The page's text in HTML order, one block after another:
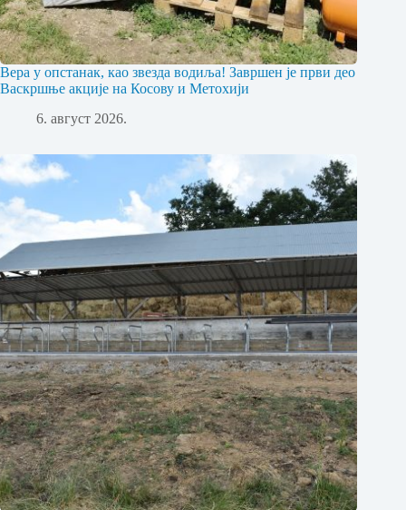
Вера у опстанак, као звезда водиља! Завршен је први део
Васкршње акције на Косову и Метохији
6. август 2026.